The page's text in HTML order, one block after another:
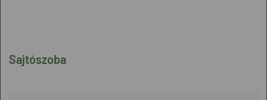
Sajtószoba